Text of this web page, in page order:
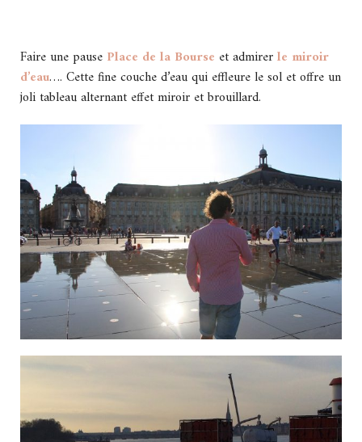
Faire une pause Place de la Bourse et admirerle miroir
d’eau…. Cette fine couche d’eau qui effleure le sol et offre un
joli tableau alternant effet miroir et brouillard.